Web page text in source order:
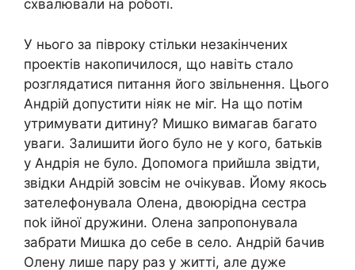
схвалювали на роботі.
У нього за півроку стільки незакінчених
проектів накопичилося, що навіть стало
розглядатися питання його звільнення. Цього
Андрій допустити ніяк не міг. На що потім
утримувати дитину? Мишко вимагав багато
уваги. Залишити його було не у кого, батьків
у Андрія не було. Допомога прийшла звідти,
звідки Андрій зовсім не очікував. Йому якось
зателефонувала Олена, двоюрідна сестра
поk ійної дружини. Олена запропонувала
забрати Мишка до себе в село. Андрій бачив
Олену лише пару раз у житті, але дуже